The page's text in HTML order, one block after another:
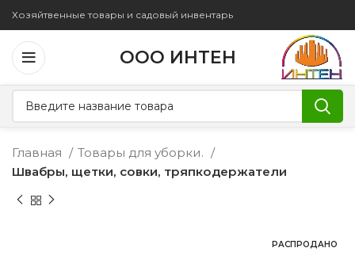
Хозяйтвенные товары и садовый инвентарь
ООО ИНТЕН
Главная
Товары для уборки.
Швабры, щетки, совки, тряпкодержатели
РАСПРОДАНО